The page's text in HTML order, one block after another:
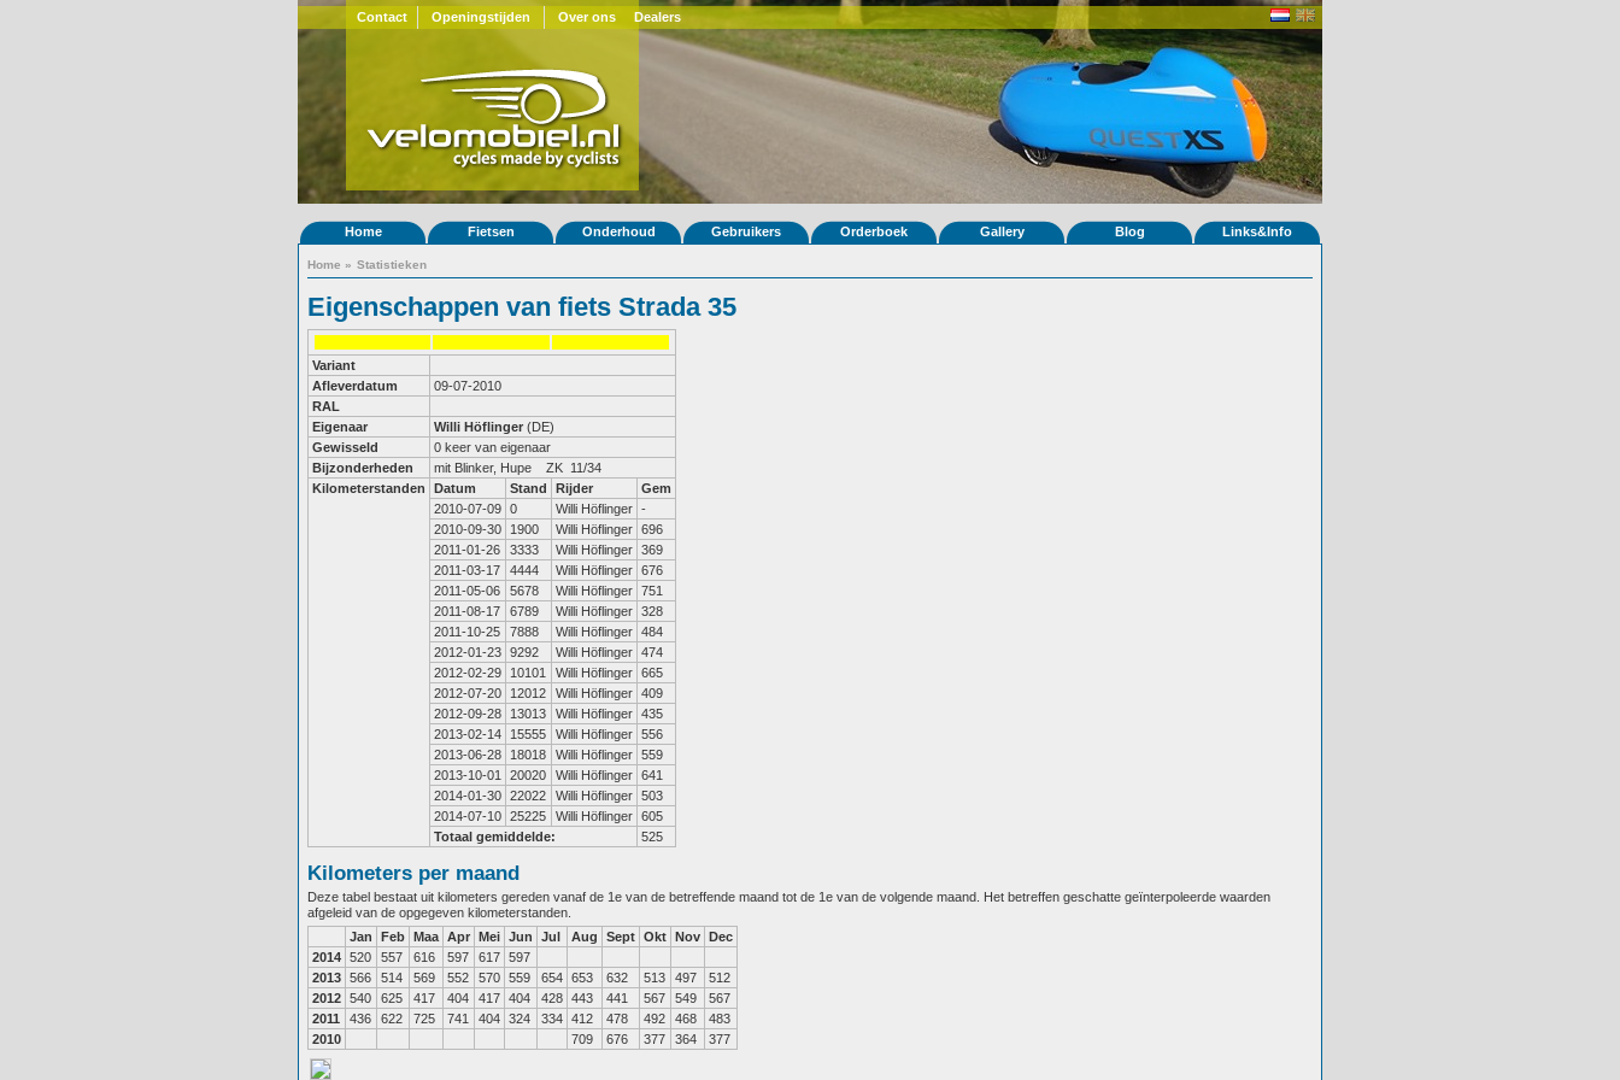
Contact Openingstijden Over ons Dealers
Home Fietsen Onderhoud Gebruikers Orderboek Gallery Blog Links&Info
Home » Statistieken
Eigenschappen van fiets Strada 35
Variant
Afleverdatum
09-07-2010
RAL
Eigenaar
Willi Höflinger (DE)
Gewisseld
0 keer van eigenaar
Bijzonderheden
Kilometerstanden
Datum Stand Rijder
Gem
2010-07-09 0 Willi Höflinger -
2010-09-30
1900 Willi Höflinger 696
2011-01-26
3333 Willi Höflinger 369
2011-03-17
4444 Willi Höflinger 676
2011-05-06
5678 Willi Höflinger 751
2011-08-17
6789 Willi Höflinger 328
2011-10-25
7888 Willi Höflinger 484
2012-01-23 9292 Willi Höflinger 474
2012-02-29
10101 Willi Höflinger 665
2012-07-20
12012 Willi Höflinger 409
2012-09-28
13013 Willi Höflinger 435
2013-02-14
15555 Willi Höflinger 556
2013-06-28
18018 Willi Höflinger 559
2013-10-01
20020 Willi Höflinger 641
2014-01-30 22022 Willi Höflinger 503
2014-07-10 25225 Willi Höflinger 605
Totaal gemiddelde:
525
Kilometers per maand
Deze tabel bestaat uit kilometers gereden vanaf de 1e van de betreffende maand tot de 1e van de volgende maand. Het betreffen geschatte geïnterpoleerde waarden
afgeleid van de opgegeven kilometerstanden.
Jan
Feb Maa Apr Mei Jun Jul Aug Sept Okt Nov Dec
2014 520 557 616 597 617 597
2013 566 514 569 552 570 559 654 653 632 513 497
512
2012 540 625 417 404 417 404 428 443 441 567 549
567
2011
436 622 725 741 404 324 334 412 478 492 468
483
2010
709 676 377 364 377